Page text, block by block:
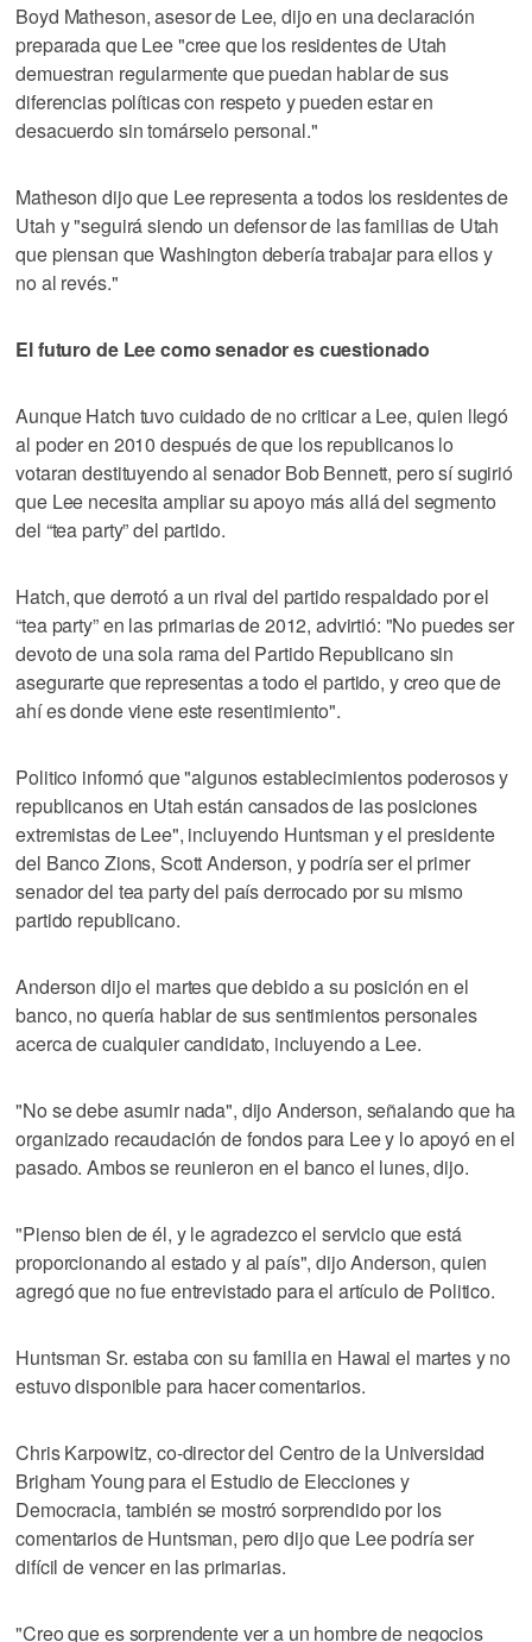
Boyd Matheson, asesor de Lee, dijo en una declaración
preparada que Lee "cree que los residentes de Utah
demuestran regularmente que puedan hablar de sus
diferencias políticas con respeto y pueden estar en
desacuerdo sin tomárselo personal."
Matheson dijo que Lee representa a todos los residentes de
Utah y "seguirá siendo un defensor de las familias de Utah
que piensan que Washington debería trabajar para ellos y
no al revés."
El futuro de Lee como senador es cuestionado
Aunque Hatch tuvo cuidado de no criticar a Lee, quien llegó
al poder en 2010 después de que los republicanos lo
votaran destituyendo al senador Bob Bennett, pero sí sugirió
que Lee necesita ampliar su apoyo más allá del segmento
del “tea party” del partido.
Hatch, que derrotó a un rival del partido respaldado por el
“tea party” en las primarias de 2012, advirtió: "No puedes ser
devoto de una sola rama del Partido Republicano sin
asegurarte que representas a todo el partido, y creo que de
ahí es donde viene este resentimiento".
Politico informó que "algunos establecimientos poderosos y
republicanos en Utah están cansados de las posiciones
extremistas de Lee", incluyendo Huntsman y el presidente
del Banco Zions, Scott Anderson, y podría ser el primer
senador del tea party del país derrocado por su mismo
partido republicano.
Anderson dijo el martes que debido a su posición en el
banco, no quería hablar de sus sentimientos personales
acerca de cualquier candidato, incluyendo a Lee.
"No se debe asumir nada", dijo Anderson, señalando que ha
organizado recaudación de fondos para Lee y lo apoyó en el
pasado. Ambos se reunieron en el banco el lunes, dijo.
"Pienso bien de él, y le agradezco el servicio que está
proporcionando al estado y al país", dijo Anderson, quien
agregó que no fue entrevistado para el artículo de Politico.
Huntsman Sr. estaba con su familia en Hawai el martes y no
estuvo disponible para hacer comentarios.
Chris Karpowitz, co-director del Centro de la Universidad
Brigham Young para el Estudio de Elecciones y
Democracia, también se mostró sorprendido por los
comentarios de Huntsman, pero dijo que Lee podría ser
difícil de vencer en las primarias.
"Creo que es sorprendente ver a un hombre de negocios